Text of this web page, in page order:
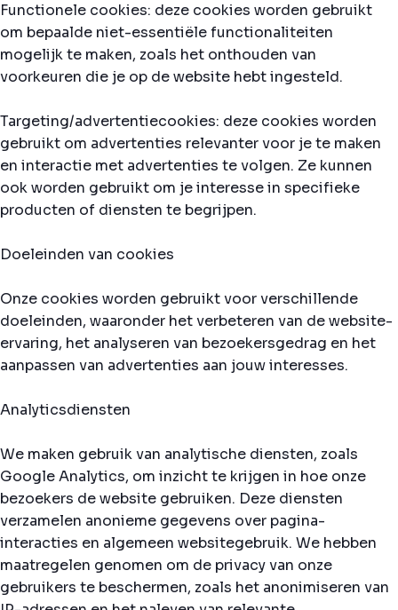
Functionele cookies: deze cookies worden gebruikt
om bepaalde niet-essentiële functionaliteiten
mogelijk te maken, zoals het onthouden van
voorkeuren die je op de website hebt ingesteld.
Targeting/advertentiecookies: deze cookies worden
gebruikt om advertenties relevanter voor je te maken
en interactie met advertenties te volgen. Ze kunnen
ook worden gebruikt om je interesse in specifieke
producten of diensten te begrijpen.
Doeleinden van cookies
Onze cookies worden gebruikt voor verschillende
doeleinden, waaronder het verbeteren van de website-
ervaring, het analyseren van bezoekersgedrag en het
aanpassen van advertenties aan jouw interesses.
Analyticsdiensten
We maken gebruik van analytische diensten, zoals
Google Analytics, om inzicht te krijgen in hoe onze
bezoekers de website gebruiken. Deze diensten
verzamelen anonieme gegevens over pagina-
interacties en algemeen websitegebruik. We hebben
maatregelen genomen om de privacy van onze
gebruikers te beschermen, zoals het anonimiseren van